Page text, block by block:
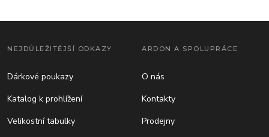
NEJDŮLEŽITĚJŠÍ ODKAZY
Dárkové poukazy
Katalog k prohlížení
Velikostní tabulky
ARDON A SPOLUPRÁCE
O nás
Kontakty
Prodejny